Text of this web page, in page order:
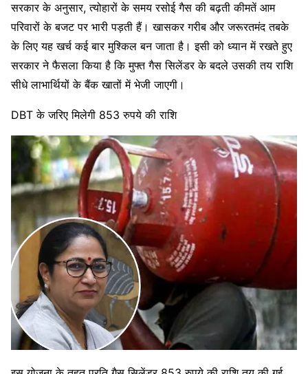
सरकार के अनुसार, त्योहारों के समय रसोई गैस की बढ़ती कीमतें आम
परिवारों के बजट पर भारी पड़ती हैं। खासकर गरीब और जरूरतमंद तबके
के लिए यह खर्च कई बार मुश्किल बन जाता है। इसी को ध्यान में रखते हुए
सरकार ने फैसला किया है कि मुफ्त गैस सिलेंडर के बदले उसकी तय राशि
सीधे लाभार्थियों के बैंक खातों में भेजी जाएगी।
DBT के जरिए मिलेगी 853 रुपये की राशि